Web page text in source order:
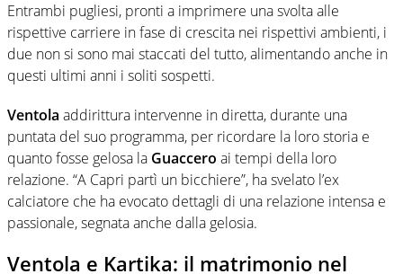
Entrambi pugliesi, pronti a imprimere una svolta alle
rispettive carriere in fase di crescita nei rispettivi ambienti, i
due non si sono mai staccati del tutto, alimentando anche in
questi ultimi anni i soliti sospetti.
Ventola addirittura intervenne in diretta, durante una
puntata del suo programma, per ricordare la loro storia e
quanto fosse gelosa la Guaccero ai tempi della loro
relazione. “A Capri partì un bicchiere”, ha svelato l’ex
calciatore che ha evocato dettagli di una relazione intensa e
passionale, segnata anche dalla gelosia.
Ventola e Kartika: il matrimonio nel